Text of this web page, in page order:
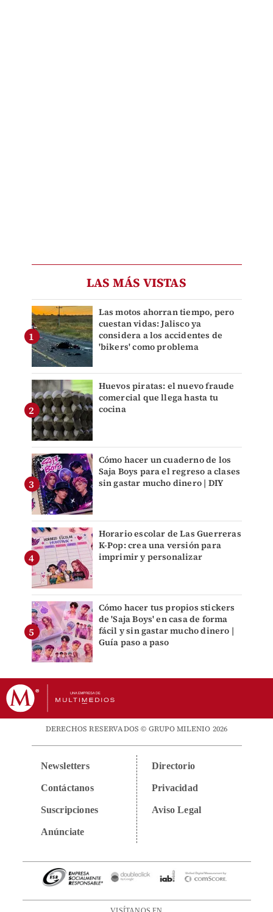
LAS MÁS VISTAS
Las motos ahorran tiempo, pero
cuestan vidas: Jalisco ya
considera a los accidentes de
'bikers' como problema
Huevos piratas: el nuevo fraude
comercial que llega hasta tu
cocina
Cómo hacer un cuaderno de los
Saja Boys para el regreso a clases
sin gastar mucho dinero | DIY
Horario escolar de Las Guerreras
K-Pop: crea una versión para
imprimir y personalizar
Cómo hacer tus propios stickers
de 'Saja Boys' en casa de forma
fácil y sin gastar mucho dinero |
Guía paso a paso
DERECHOS RESERVADOS © GRUPO MILENIO 2026
Newsletters
Contáctanos
Suscripciones
Anúnciate
Directorio
Privacidad
Aviso Legal